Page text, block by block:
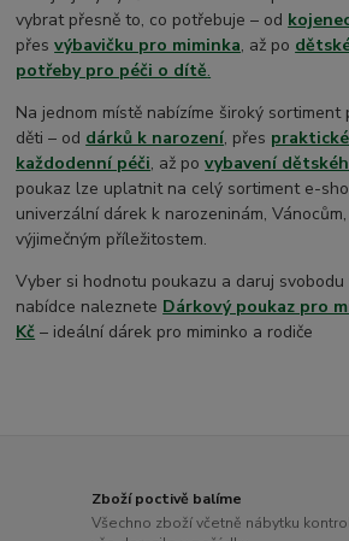
vybrat přesně to, co potřebuje – od
přesvýbavičku pro miminka, až po
potřeby pro péči o dítě.
Na jednom místě nabízíme široký sortiment
děti – od dárků k narození, přes
každodenní péči, až povybavení
poukaz lze uplatnit na celý sortiment e-
univerzální dárek k narozeninám,
výjimečným příležitostem.
Vyber si hodnotu poukazu a daruj svobodu
nabídce naleznete Dárkový poukaz pro
Kč – ideální dárek pro miminko a rodiče
Zboží poctivě balíme
Všechno zboží včetně nábytku